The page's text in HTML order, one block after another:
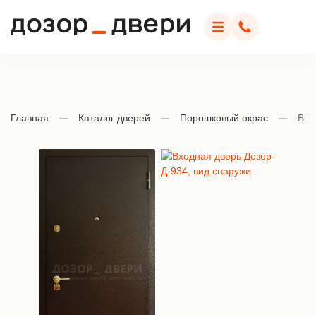
Дозор Двери
МенюПозвонить
Главная Каталог дверей Порошковый окрас